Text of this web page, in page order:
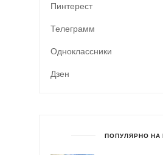
Пинтерест
Телеграмм
Одноклассники
Дзен
ПОПУЛЯРНО НА